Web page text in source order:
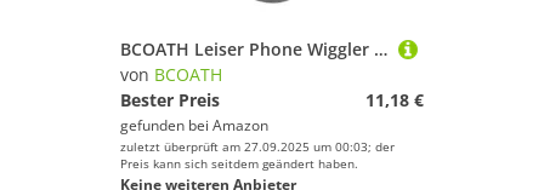
BCOATH Leiser Phone Wiggler mit Lager Automatischer USB schüttler Kompatibel mit Smartphones Schrittzähler Tragbar Leicht Komfortabel für Fitness und Alltag
von BCOATH
Bester Preis
11,18 €
gefunden bei Amazon
zuletzt überprüft am 27.09.2025 um 00:03; der
Preis kann sich seitdem geändert haben.
Keine weiteren Anbieter